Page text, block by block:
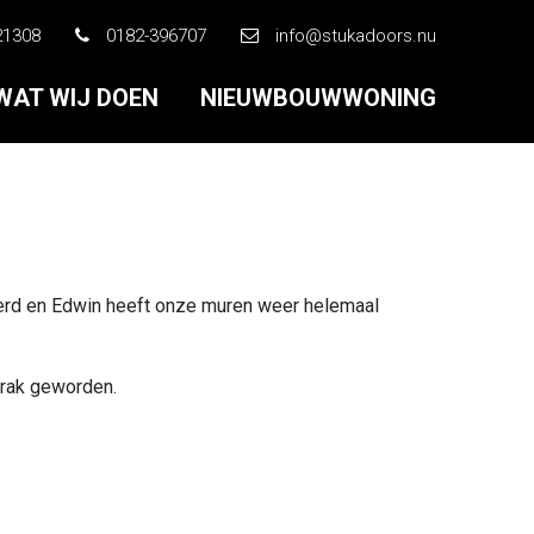
0182-396707 info@stukadoors.nu
WIJ DOEN NIEUWBOUWWONING
en Edwin heeft onze muren weer helemaal
geworden.